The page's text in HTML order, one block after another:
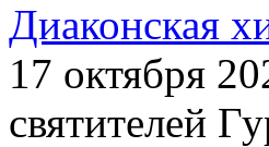
Диаконская
17 октября
святителей